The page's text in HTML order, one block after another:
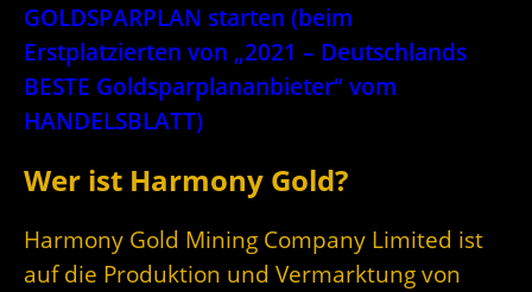
GOLDSPARPLAN starten (beim
Erstplatzierten von „2021 – Deutschlands
BESTE Goldsparplananbieter“ vom
HANDELSBLATT)
Wer ist Harmony Gold?
Harmony Gold Mining Company Limited ist
auf die Produktion und Vermarktung von